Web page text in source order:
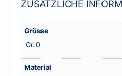
ZUSÄTZLICHE
Grösse
Gr. 0
Material